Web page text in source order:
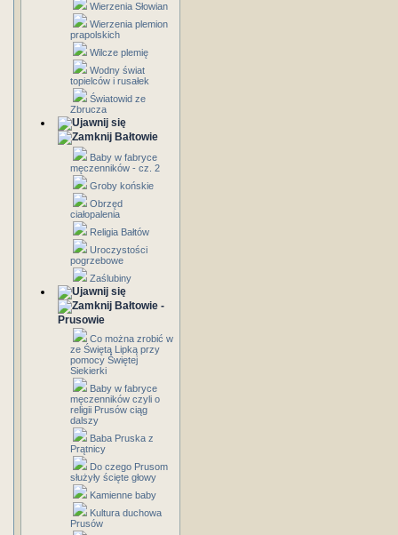
Wierzenia Słowian
Wierzenia plemion
prapolskich
Wilcze plemię
Wodny świat
topielców i rusałek
Światowid ze
Zbrucza
Bałtowie
Baby w fabryce
męczenników - cz. 2
Groby końskie
Obrzęd
ciałopalenia
Religia Bałtów
Uroczystości
pogrzebowe
Zaślubiny
Bałtowie -
Prusowie
Co można zrobić w
ze Świętą Lipką przy
pomocy Świętej
Siekierki
Baby w fabryce
męczenników czyli o
religii Prusów ciąg
dalszy
Baba Pruska z
Prątnicy
Do czego Prusom
służyły ścięte głowy
Kamienne baby
Kultura duchowa
Prusów